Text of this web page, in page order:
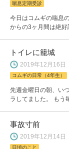
喘息定期受診
今日はコムギの喘息
からの3ヶ月間は絶
トイレに籠城
2019年12月16
コムギの日常（4年生）
先週金曜日の朝、い
ラしてました。 もう
事故寸前
2019年12月14
日頃のこと